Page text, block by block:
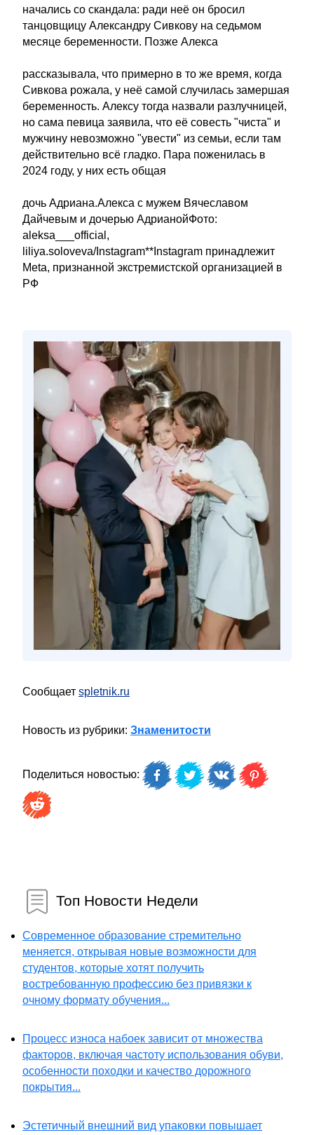
начались со скандала: ради неё он бросил
танцовщицу Александру Сивкову на седьмом
месяце беременности. Позже Алекса
рассказывала, что примерно в то же время, когда
Сивкова рожала, у неё самой случилась замершая
беременность. Алексу тогда назвали разлучницей,
но сама певица заявила, что её совесть "чиста" и
мужчину невозможно "увести" из семьи, если там
действительно всё гладко. Пара поженилась в
2024 году, у них есть общая
дочь Адриана.Алекса с мужем Вячеславом
Дайчевым и дочерью АдрианойФото:
aleksa___official,
liliya.soloveva/Instagram**Instagram принадлежит
Meta, признанной экстремистской организацией в
РФ
Сообщает spletnik.ru
Новость из рубрики: Знаменитости
Поделиться новостью:
Топ Новости Недели
Современное образование стремительно
меняется, открывая новые возможности для
студентов, которые хотят получить
востребованную профессию без привязки к
очному формату обучения...
Процесс износа набоек зависит от множества
факторов, включая частоту использования обуви,
особенности походки и качество дорожного
покрытия...
Эстетичный внешний вид упаковки повышает